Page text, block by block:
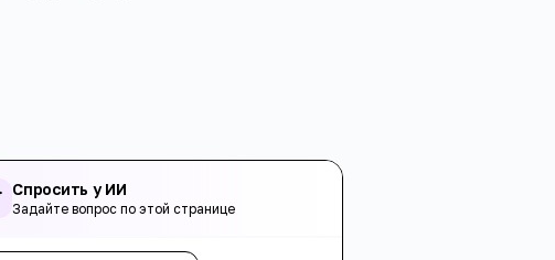
Спросить у ИИ
Задайте вопрос по этой странице